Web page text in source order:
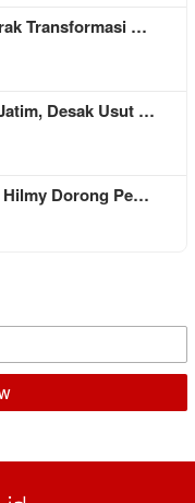
Transformasi …
Desak Usut …
Hilmy Dorong Pe…